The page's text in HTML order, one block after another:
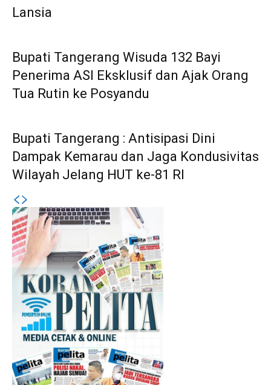
Lansia
Bupati Tangerang Wisuda 132 Bayi
Penerima ASI Eksklusif dan Ajak Orang
Tua Rutin ke Posyandu
Bupati Tangerang : Antisipasi Dini
Dampak Kemarau dan Jaga Kondusivitas
Wilayah Jelang HUT ke-81 RI